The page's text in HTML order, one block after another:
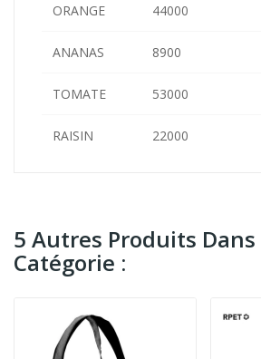
ORANGE 44000
ANANAS 8900
TOMATE 53000
RAISIN 22000
5 Autres Produits Dans
Catégorie :